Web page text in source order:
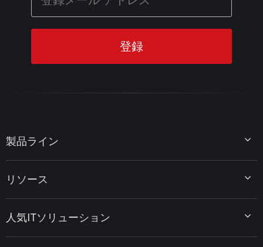
製品ライン
MiniTool Power Data Recovery
MiniTool PDF Editor
MiniTool MovieMaker
リソース
データ復元ヒント
人気ITソリューション